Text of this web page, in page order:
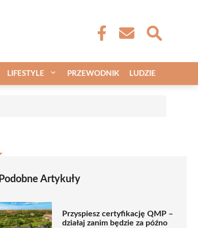
LIFESTYLE PRZEWODNIK LUDZIE
Podobne Artykuły
Przyspiesz certyfikację QMP –
działaj zanim będzie za późno